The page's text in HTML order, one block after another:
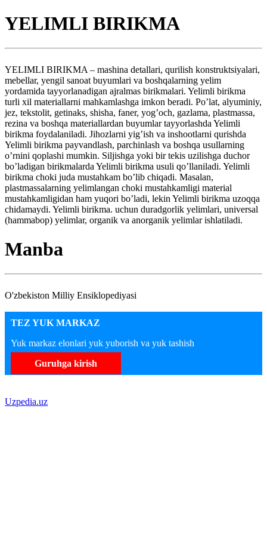
YELIMLI BIRIKMA
YELIMLI BIRIKMA – mashina detallari, qurilish konstruktsiyalari,
mebellar, yengil sanoat buyumlari va boshqalarning yelim
yordamida tayyorlanadigan ajralmas birikmalari. Yelimli birikma
turli xil materiallarni mahkamlashga imkon beradi. Po’lat, alyuminiy,
jez, tekstolit, getinaks, shisha, faner, yog’och, gazlama, plastmassa,
rezina va boshqa materiallardan buyumlar tayyorlashda Yelimli
birikma foydalaniladi. Jihozlarni yig’ish va inshootlarni qurishda
Yelimli birikma payvandlash, parchinlash va boshqa usullarning
o’rnini qoplashi mumkin. Siljishga yoki bir tekis uzilishga duchor
bo’ladigan birikmalarda Yelimli birikma usuli qo’llaniladi. Yelimli
birikma choki juda mustahkam bo’lib chiqadi. Masalan,
plastmassalarning yelimlangan choki mustahkamligi material
mustahkamligidan ham yuqori bo’ladi, lekin Yelimli birikma uzoqqa
chidamaydi. Yelimli birikma. uchun duradgorlik yelimlari, universal
(hammabop) yelimlar, organik va anorganik yelimlar ishlatiladi.
Manba
O'zbekiston Milliy Ensiklopediyasi
TEZ YUK MARKAZ
Yuk markaz elonlari yuk yuborish va yuk tashish
Guruhga kirish
Uzpedia.uz